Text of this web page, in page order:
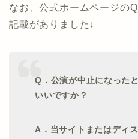
なお、公式ホームページの
記載がありました↓
Q．公演が中止になった
いいですか？
A．当サイトまたはディ